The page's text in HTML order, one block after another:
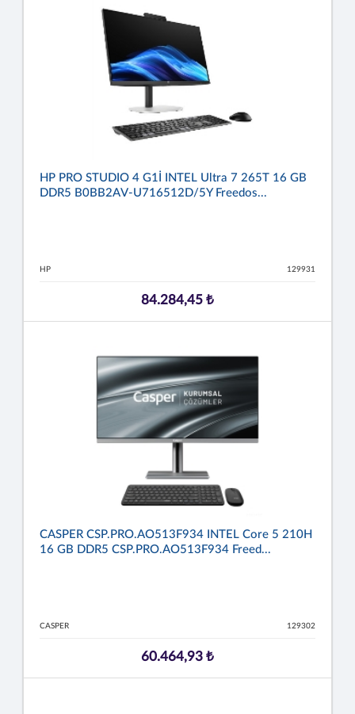
HP PRO STUDIO 4 G1İ INTEL Ultra 7 265T 16 GB
DDR5 B0BB2AV-U716512D/5Y Freedos...
HP 129931
84.284,45 ₺
CASPER CSP.PRO.AO513F934 INTEL Core 5 210H
16 GB DDR5 CSP.PRO.AO513F934 Freed...
CASPER 129302
60.464,93 ₺